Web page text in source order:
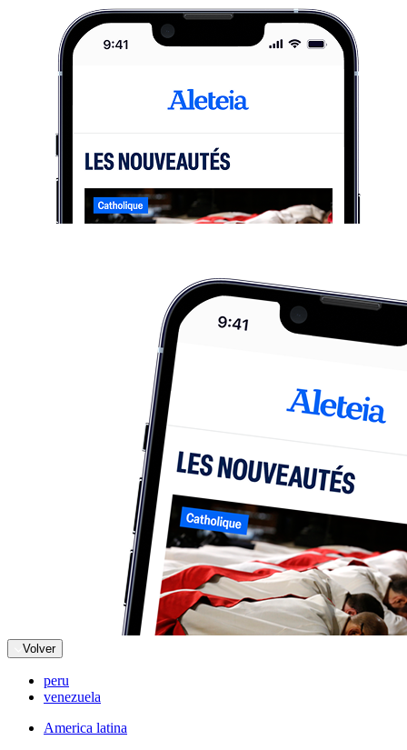
Volver
peru
venezuela
America latina